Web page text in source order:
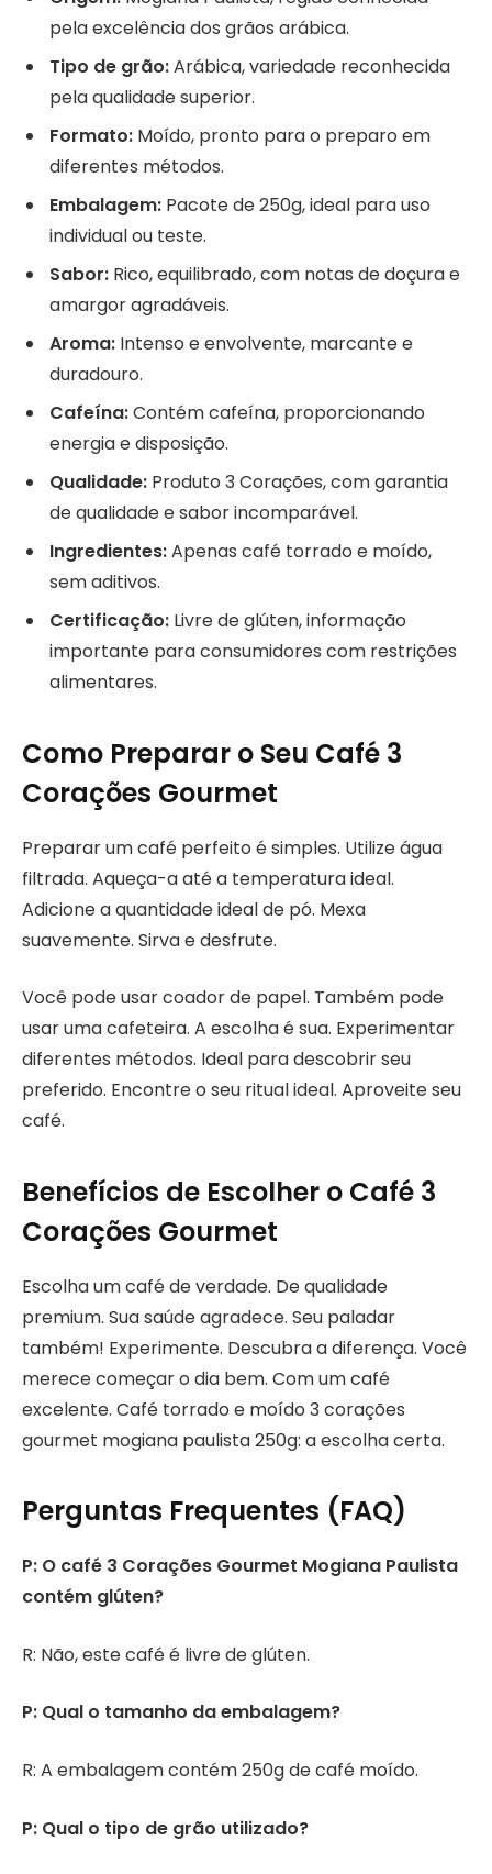
pela excelência dos grãos arábica.
Tipo de grão:Arábica, variedade reconhecida
pela qualidade superior.
Formato: Moído, pronto para o preparo em
diferentes métodos.
Embalagem: Pacote de 250g, ideal para uso
individual ou teste.
Sabor: Rico, equilibrado, com notas de doçura e
amargor agradáveis.
Aroma: Intenso e envolvente, marcante e
duradouro.
Cafeína:Contém cafeína, proporcionando
energia e disposição.
Qualidade: Produto 3 Corações, com garantia
de qualidade e sabor incomparável.
Ingredientes:Apenas café torrado e moído,
sem aditivos.
Certificação: Livre de glúten, informação
importante para consumidores com restrições
alimentares.
Como Preparar o Seu Café 3
Corações Gourmet
Preparar um café perfeito é simples. Utilize água
filtrada. Aqueça-a até a temperatura ideal.
Adicione a quantidade ideal de pó. Mexa
suavemente. Sirva e desfrute.
Você pode usar coador de papel. Também pode
usar uma cafeteira. A escolha é sua. Experimentar
diferentes métodos. Ideal para descobrir seu
preferido. Encontre o seu ritual ideal. Aproveite seu
café.
Benefícios de Escolher o Café 3
Corações Gourmet
Escolha um café de verdade. De qualidade
premium. Sua saúde agradece. Seu paladar
também! Experimente. Descubra a diferença. Você
merece começar o dia bem. Com um café
excelente. Café torrado e moído 3 corações
gourmet mogiana paulista 250g: a escolha certa.
Perguntas Frequentes (FAQ)
P: O café 3 Corações Gourmet Mogiana Paulista
contém glúten?
R: Não, este café é livre de glúten.
P: Qual o tamanho da embalagem?
R: A embalagem contém 250g de café moído.
P: Qual o tipo de grão utilizado?